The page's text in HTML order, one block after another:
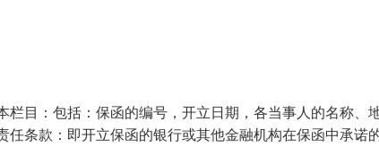
目：包括：保函的编号，开立日期，各当事人的名称、
条款：即开立保函的银行或其他金融机构在保函中承诺